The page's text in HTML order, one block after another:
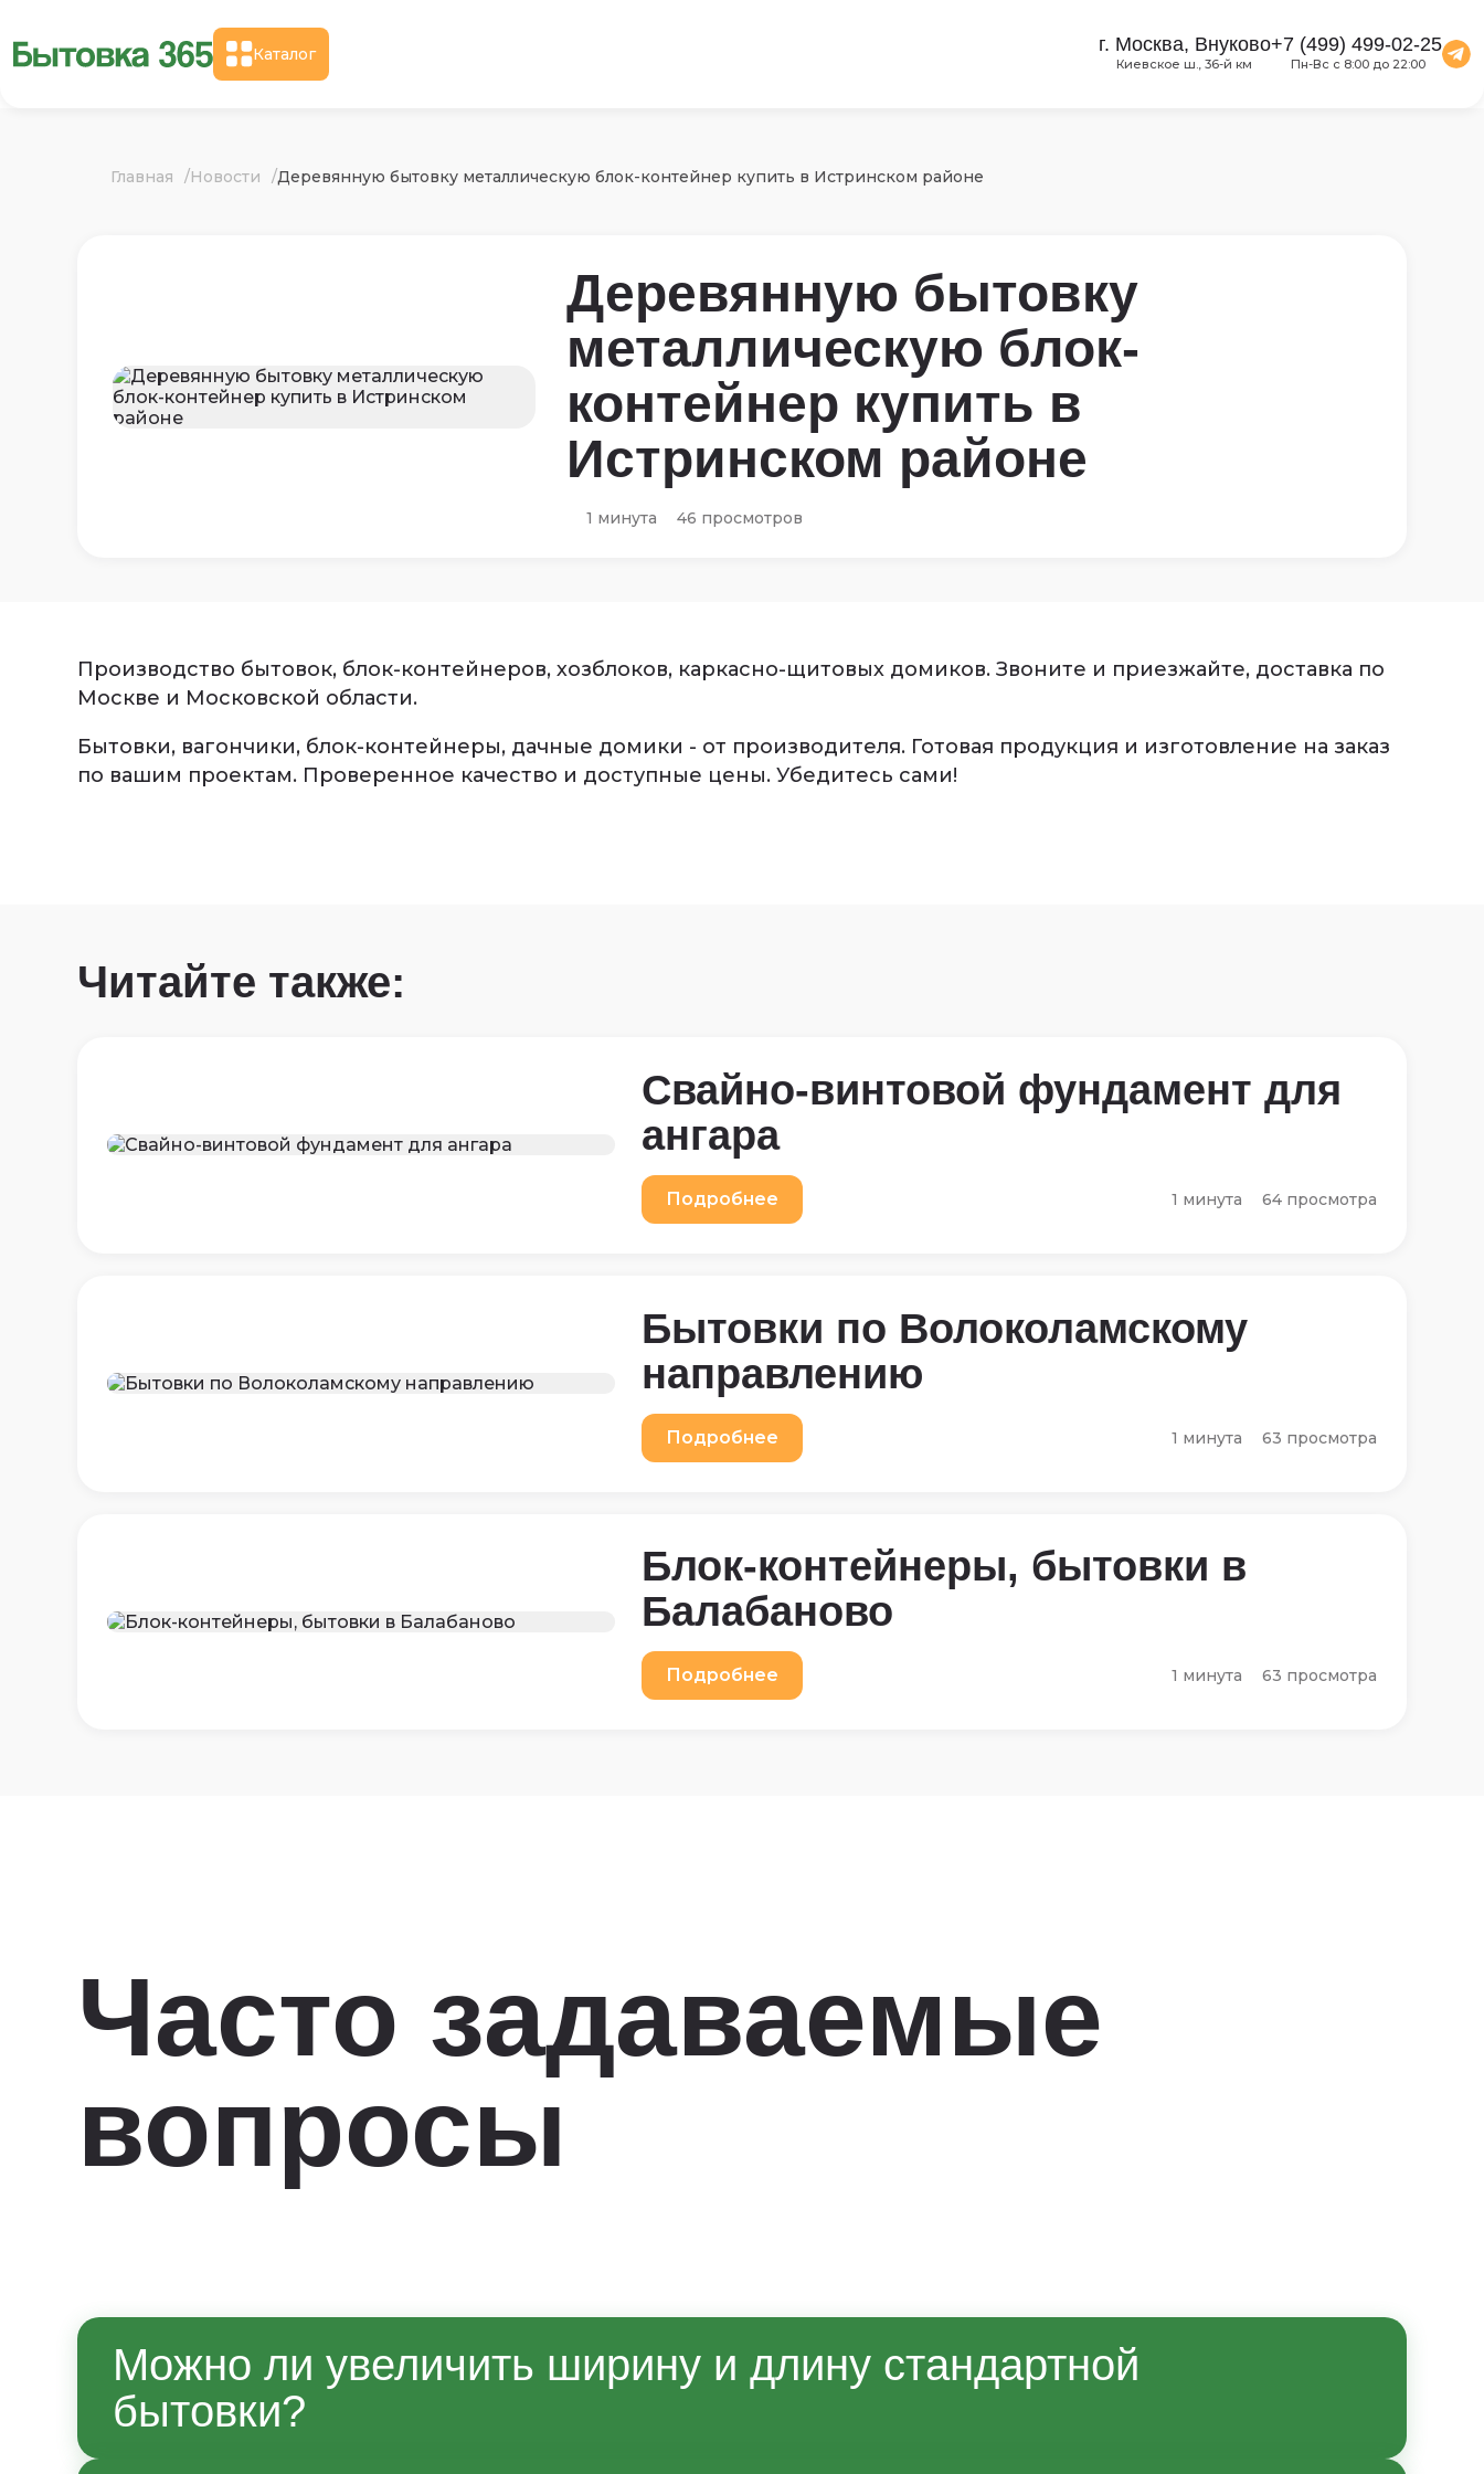
Каталог г. Москва, Внуково
Киевское ш., 36-й км
+7 (499) 499-02-25
Пн-Вс с 8:00 до 22:00
Главная Новости Деревянную бытовку металлическую блок-контейнер купить в Истринском районе
Деревянную бытовку
металлическую блок-
контейнер купить в
Истринском районе
1 минута 46 просмотров
Производство бытовок, блок-контейнеров, хозблоков, каркасно-щитовых домиков. Звоните и приезжайте, доставка по
Москве и Московской области.
Бытовки, вагончики, блок-контейнеры, дачные домики - от производителя. Готовая продукция и изготовление на заказ
по вашим проектам. Проверенное качество и доступные цены. Убедитесь сами!
Читайте также:
Свайно-винтовой фундамент для
ангара
Подробнее 1 минута 64 просмотра
Бытовки по Волоколамскому
направлению
Подробнее 1 минута 63 просмотра
Блок-контейнеры, бытовки в
Балабаново
Подробнее 1 минута 63 просмотра
Часто задаваемые
вопросы
Можно ли увеличить ширину и длину стандартной
бытовки?